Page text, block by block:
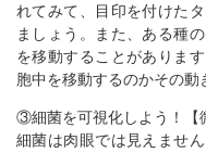
れてみて、目印を付けた
ましょう。また、ある種
を移動することがありま
胞中を移動するのかその動
③細菌を可視化しよう！【
細菌は肉眼では見えませ